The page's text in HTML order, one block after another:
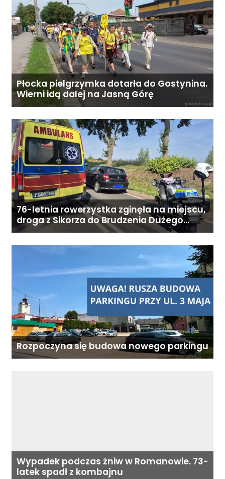
w bagażniku auta, kamperze czy
kabinie ciężarówki. Idealny na
dojazdy, wakacje lub do
poruszania się po mieście. Stan
techniczny i wizualny bardzo
dobry. Wszystko działa bez
zarzutu. Cena: 4 490 zł (do
rozsądnej negocjacji).
Płocka pielgrzymka dotarła do Gostynina.
Wierni idą dalej na Jasną Górę
76-letnia rowerzystka zginęła na miejscu,
droga z Sikorza do Brudzenia Dużego
zablokowana
Rozpoczyna się budowa nowego parkingu
Wypadek podczas żniw w Romanowie. 73-
latek spadł z kombajnu